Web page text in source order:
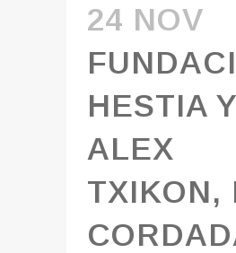
24 NOV
HESTIA Y
ALEX
TXIKON,